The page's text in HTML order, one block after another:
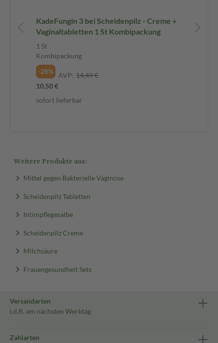
KadeFungin 3 bei Scheidenpilz - Creme +
Vaginaltabletten 1 St Kombipackung
1 St
Kombipackung
-28%
AVP: 14,49 €
10,50 €
sofort lieferbar
Weitere Produkte aus:
Mittel gegen Bakterielle Vaginose
Scheidenpilz Tabletten
Intimpflegesalbe
Scheidenpilz Creme
Milchsäure
Frauengesundheit Sets
Versandarten
i.d.R. am nächsten Werktag
Zahlarten